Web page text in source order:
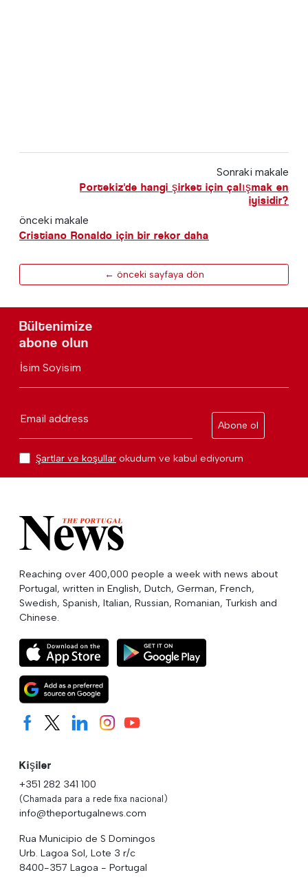
Sonraki makale
Portekiz'de hangi şirket için çalışmak en
iyisidir?
önceki makale
Cristiano Ronaldo için bir rekor daha
← önceki sayfaya dön
Bültenimize
abone olun
İsim Soyisim
Email address
Abone ol
Şartlar ve koşullar okudum ve kabul ediyorum
Reaching over 400,000 people a week with news about
Portugal, written in English, Dutch, German, French,
Swedish, Spanish, Italian, Russian, Romanian, Turkish and
Chinese.
Kişiler
+351 282 341 100
(Chamada para a rede fixa nacional)
info@theportugalnews.com
Rua Municipio de S Domingos
Urb. Lagoa Sol, Lote 3 r/c
8400-357 Lagoa - Portugal